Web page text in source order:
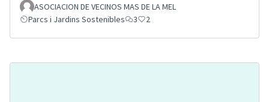
ASOCIACION DE VECINOS MAS DE LA MEL
Parcs i Jardins Sostenibles
3 2